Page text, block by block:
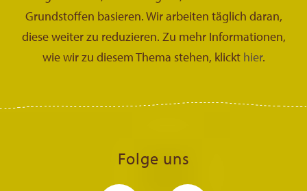
Grundstoffen basieren. Wir arbeiten täglich daran,
diese weiter zu reduzieren. Zu mehr Informationen,
wie wir zu diesem Thema stehen, klickt hier.
Folge uns